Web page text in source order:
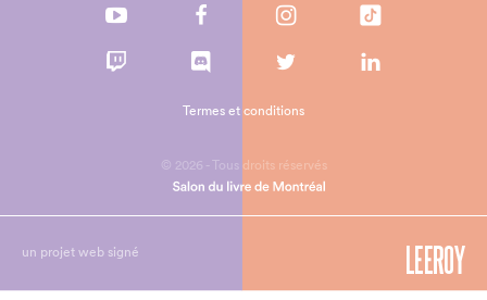
© 2026 - Tous droits réservés
Termes et conditions
un projet web signé